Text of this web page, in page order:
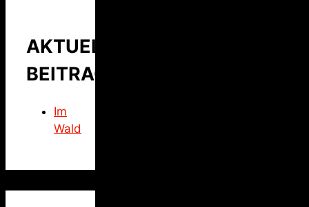
AKTUELLER
BEITRAG
Im
Wald